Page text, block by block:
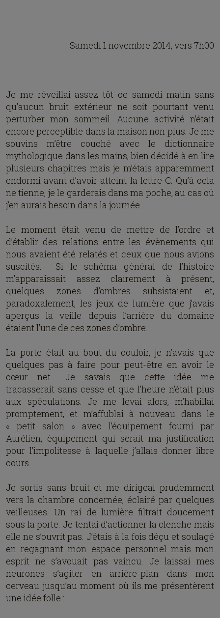
Samedi 1 novembre 2014, vers 7h00
Je me réveillai assez tôt ce samedi matin sans
qu’aucun bruit extérieur ne soit pourtant venu
perturber mon sommeil. Aucune activité n’était
encore perceptible dans la maison non plus. Je me
souvins m’être couché avec le dictionnaire
mythologique dans les mains, bien décidé à en lire
plusieurs chapitres mais je m’étais apparemment
endormi avant d’avoir atteint la lettre C. Qu’à cela
ne tienne, je le garderais dans ma poche, au cas où
j’en aurais besoin dans la journée.
Le moment était venu de mettre de l’ordre et
d’établir des relations entre les évènements qui
nous avaient été relatés et ceux que nous avions
suscités. Si le schéma général de l’histoire
m’apparaissait assez clairement à présent,
quelques zones d’ombres subsistaient et,
paradoxalement, les jeux de lumière que j’avais
aperçus la veille depuis l’arrière du domaine
étaient l’une de ces zones d’ombre.
La porte était au bout du couloir, je n’avais que
quelques pas à faire pour peut-être en avoir le
cœur net… Je savais que cette idée me
tracasserait sans cesse et que l’heure n’était plus
aux spéculations. Je me levai alors, m’habillai
promptement, et m’affublai à nouveau dans le
« petit salon » avec l’équipement fourni par
Aurélien, équipement qui serait ma justification
pour l’impolitesse à laquelle j’allais donner libre
cours.
Je sortis sans bruit et me dirigeai prudemment
vers la chambre concernée, éclairé par quelques
veilleuses. Un rai de lumière filtrait doucement
sous la porte. Je tentai d’actionner la clenche mais
elle ne s’ouvrit pas. J’étais à la fois déçu et soulagé
en regagnant mon espace personnel mais mon
esprit ne s’avouait pas vaincu. Je laissai mes
neurones s’agiter en arrière-plan dans mon
cerveau jusqu’au moment où ils me présentèrent
une idée folle :